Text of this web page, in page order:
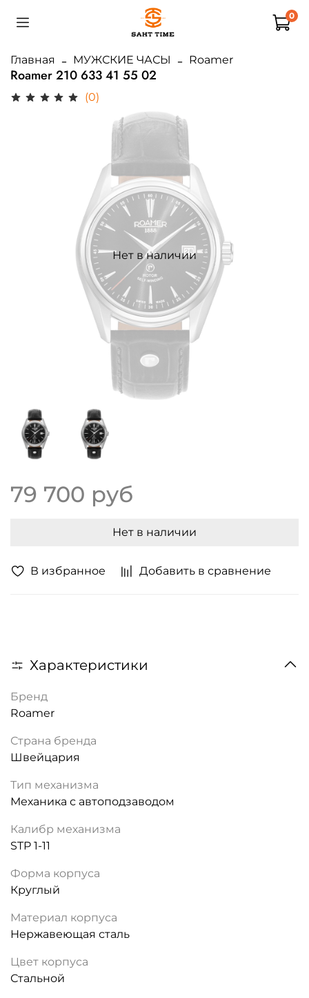
0
Главная МУЖСКИЕ ЧАСЫ Roamer
Roamer 210 633 41 55 02
(0)
В избранное Добавить в сравнение
Нет в наличии
79 700 руб
Нет в наличии
Характеристики
Бренд
Roamer
Страна бренда
Швейцария
Тип механизма
Механика с автоподзаводом
Калибр механизма
STP 1-11
Форма корпуса
Круглый
Материал корпуса
Нержавеющая сталь
Цвет корпуса
Стальной